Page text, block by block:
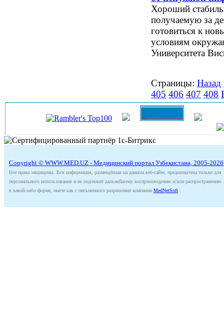
Хороший
получаемую за
готовиться к
условиям
Университета
Страницы: Назад
405 406 407 408
Copyright © WWW.MED.UZ - Медицинский портал Узбекистана, 2005-2026
Все права защищены. Вся информация, размещённая на данном веб-сайте, предназначена только для
персонального использования и не подлежит дальнейшему воспроизведению и/или распространению
в какой-либо форме, иначе как с письменного разрешения компании MedNetSoft